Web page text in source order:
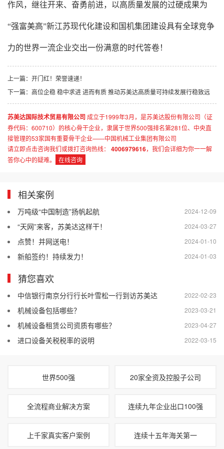
作风，继往开来、奋勇前进，以高质量发展的过硬成果为
“强富美高”新江苏现代化建设和国机集团建设具有全球竞争
力的世界一流企业交出一份满意的时代答卷！
上一篇： 开门红！荣誉速递！
下一篇： 高位企稳 稳中求进 进而有质 推动苏美达高质量可持续发展行稳致远
苏美达国际技术贸易有限公司 成立于1999年3月，是苏美达股份有限公司（证
券代码：600710）的核心骨干企业，隶属于世界500强排名第281位、中央直
接管理的53家国有重要骨干企业——中国机械工业集团有限公司
请立即点击咨询我们或拨打咨询热线：
4006979616，我们会详细为你一一解
答你心中的疑难。
在线咨询
相关案例
2024-12-09
万吨级“中国制造”扬帆起航
2024-03-27
“天网”来客，苏美达这样干！
2024-01-10
点赞！并网送电！
2024-01-03
新船签约！持续发力！
猜您喜欢
2022-02-23
中信银行南京分行行长叶雪松一行到访苏美达
2023-03-21
机械设备包括哪些？
2023-04-27
机械设备租赁公司资质有哪些？
2022-03-15
进口设备关税税率的说明
世界500强 20家全资及控股子公司
全流程商业解决方案 连续九年企业出口100强
上千家真实客户案例 连续十五年海关第一